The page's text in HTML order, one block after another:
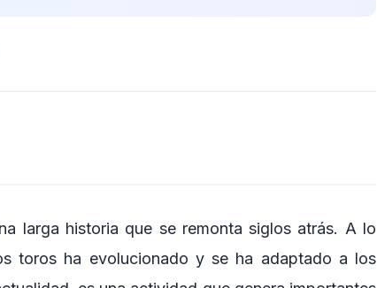
larga historia que se remonta siglos atrás. A lo
toros ha evolucionado y se ha adaptado a los